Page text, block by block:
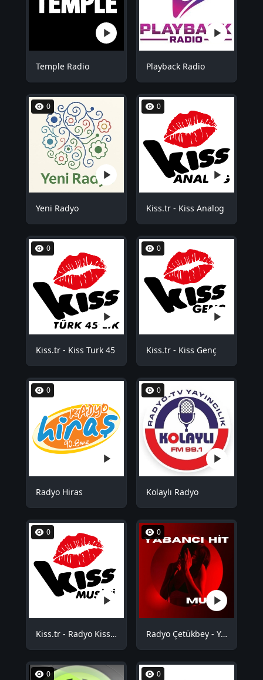
Temple Radio Playback Radio
0
Yeni Radyo
0
Kiss.tr - Kiss Analog
0
Kiss.tr - Kiss Turk 45
0
Kiss.tr - Kiss Genç
0
Radyo Hiras
0
Kolaylı Radyo
0
Kiss.tr - Radyo Kiss Musiki
0
Radyo Çetükbey - Yabancı Hit
0 0